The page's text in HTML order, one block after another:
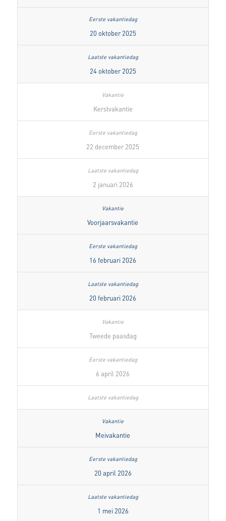
20 oktober 2025
24 oktober 2025
Kerstvakantie
22 december 2025
2 januari 2026
Voorjaarsvakantie
16 februari 2026
20 februari 2026
Tweede paasdag
6 april 2026
Meivakantie
20 april 2026
1 mei 2026